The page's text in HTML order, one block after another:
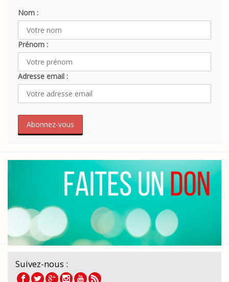
Nom :
Prénom :
Adresse email :
Suivez-nous :